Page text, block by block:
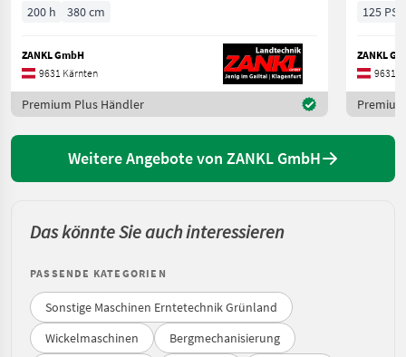
200 h 380 cm
ZANKL GmbH
9631 Kärnten
Premium Plus Händler
125 PS/
ZANKL
9631
Weitere Angebote von ZANKL GmbH
Das könnte Sie auch interessieren
PASSENDE KATEGORIEN
Sonstige Maschinen Erntetechnik Grünland
Wickelmaschinen
Bergmechanisierung